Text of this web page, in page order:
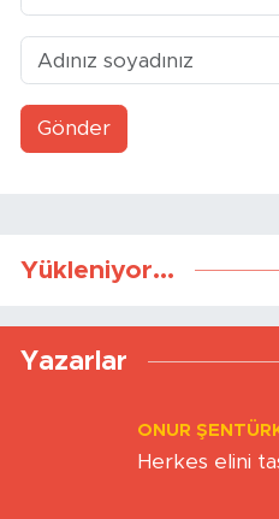
Gönder
Yükleniyor...
Yazarlar
ONUR
Herkes elini